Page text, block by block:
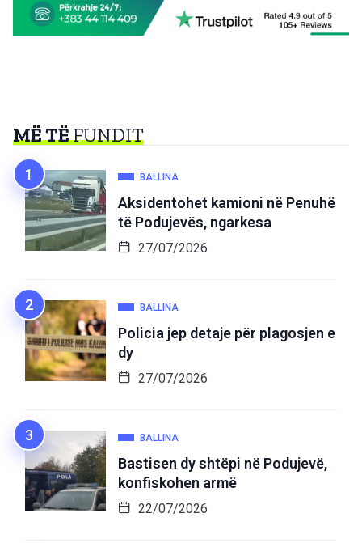
MË TËFUNDIT
BALLINA
Aksidentohet kamioni në Penuhë
të Podujevës, ngarkesa
27/07/2026
BALLINA
Policia jep detaje për plagosjen e
dy
27/07/2026
BALLINA
Bastisen dy shtëpi në Podujevë,
konfiskohen armë
22/07/2026